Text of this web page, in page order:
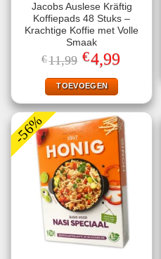
Jacobs Auslese Kräftig
Koffiepads 48 Stuks –
Krachtige Koffie met Volle
Smaak
€11,99 Oorspronkelijke
prijs
was:
€11,99.
€4,99Huidige
prijs
TOEVOEGEN
-56%